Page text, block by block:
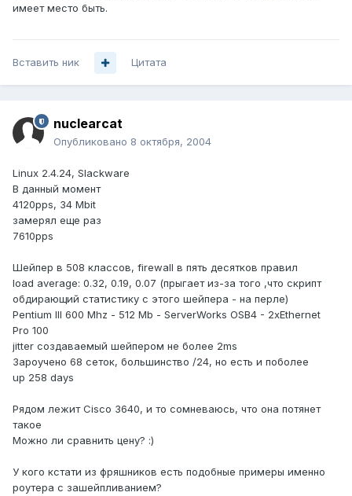
имеет место быть.
Вставить ник Цитата
nuclearcat
Опубликовано 8 октября, 2004
Linux 2.4.24, Slackware
В данный момент
4120pps, 34 Mbit
замерял еще раз
7610pps
Шейпер в 508 классов, firewall в пять десятков правил
load average: 0.32, 0.19, 0.07 (прыгает из-за того ,что скрипт
обдирающий статистику с этого шейпера - на перле)
Pentium III 600 Mhz - 512 Mb - ServerWorks OSB4 - 2xEthernet
Pro 100
jitter создаваемый шейпером не более 2ms
Зароучено 68 сеток, большинство /24, но есть и поболее
up 258 days
Рядом лежит Cisco 3640, и то сомневаюсь, что она потянет
такое
Можно ли сравнить цену? :)
У кого кстати из фряшников есть подобные примеры именно
роутера с зашейпливанием?